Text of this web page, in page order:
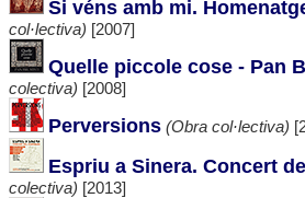
Si véns amb mi.
col·lectiva) [2007]
Quelle piccole cose - Pan
colectiva) [2008]
Perversions (Obra col·lectiva)
Espriu a Sinera. Concert
colectiva) [2013]